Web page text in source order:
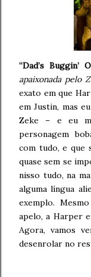
“Dad’s Buggin’
apaixonada pelo
exato em que
em Justin, mas
Zeke – e eu
personagem
com tudo, e que
quase sem se
nisso tudo, na
alguma língua
exemplo.
apelo, a Harper
Agora, vamos
desenrolar no